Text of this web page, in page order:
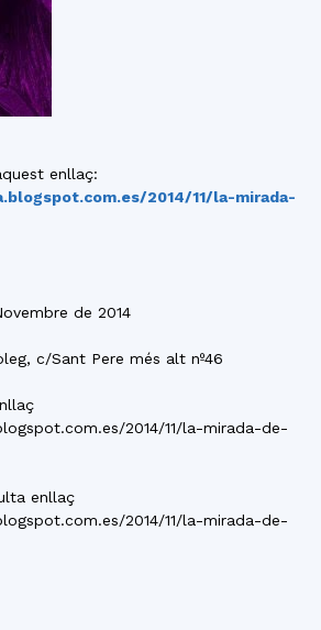
enllaç:
2014/11/la-mirada-
de 2014
c/Sant Pere més alt nº46
2014/11/la-mirada-de-
enllaç
2014/11/la-mirada-de-